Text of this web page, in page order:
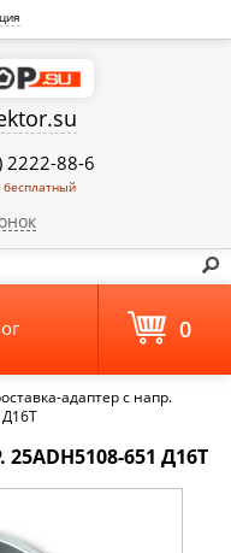
2222-88-6
бесплатный
адаптер с напр.
651 Д16Т
0